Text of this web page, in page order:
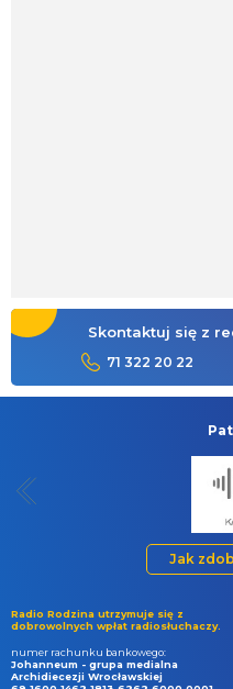
Skontaktuj się z
71 322 20 22
Jak
Radio Rodzina utrzymuje się z
dobrowolnych wpłat radiosłuchaczy.
numer rachunku bankowego:
Johanneum - grupa medialna
Archidiecezji Wrocławskiej